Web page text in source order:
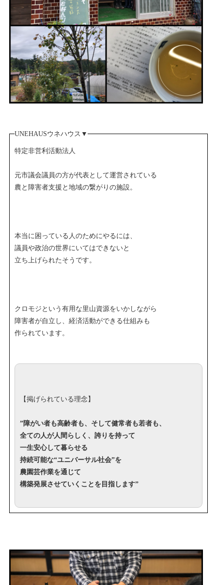
UNEHAUSウネハウス▼
特定非営利活動法人
元市議会議員の方が代表として運営されている
農と障害者支援と地域の繋がりの施設。
本当に困っている人のためにやるには、
議員や政治の世界にいてはできないと
立ち上げられたそうです。
クロモジという有用な里山資源をいかしながら
障害者が自立し、経済活動ができる仕組みも
作られています。
【掲げられている理念】
”障がい者も高齢者も、そして健常者も若者も、
全ての人が人間らしく、誇りを持って
一生安心して暮らせる
持続可能な“ユニバーサル社会”を
農園芸作業を通じて
構築発展させていくことを目指します”